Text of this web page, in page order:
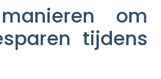
om
tijdens